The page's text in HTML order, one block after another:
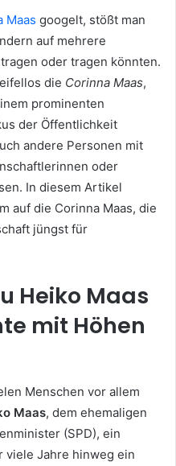
Maas googelt, stößt man
auf mehrere
oder tragen könnten.
die Corinna Maas,
prominenten
der Öffentlichkeit
andere Personen mit
oder
In diesem Artikel
auf die Corinna Maas, die
jüngst für
Heiko Maas
mit Höhen
Menschen vor allem
Maas, dem ehemaligen
(SPD), ein
viele Jahre hinweg ein